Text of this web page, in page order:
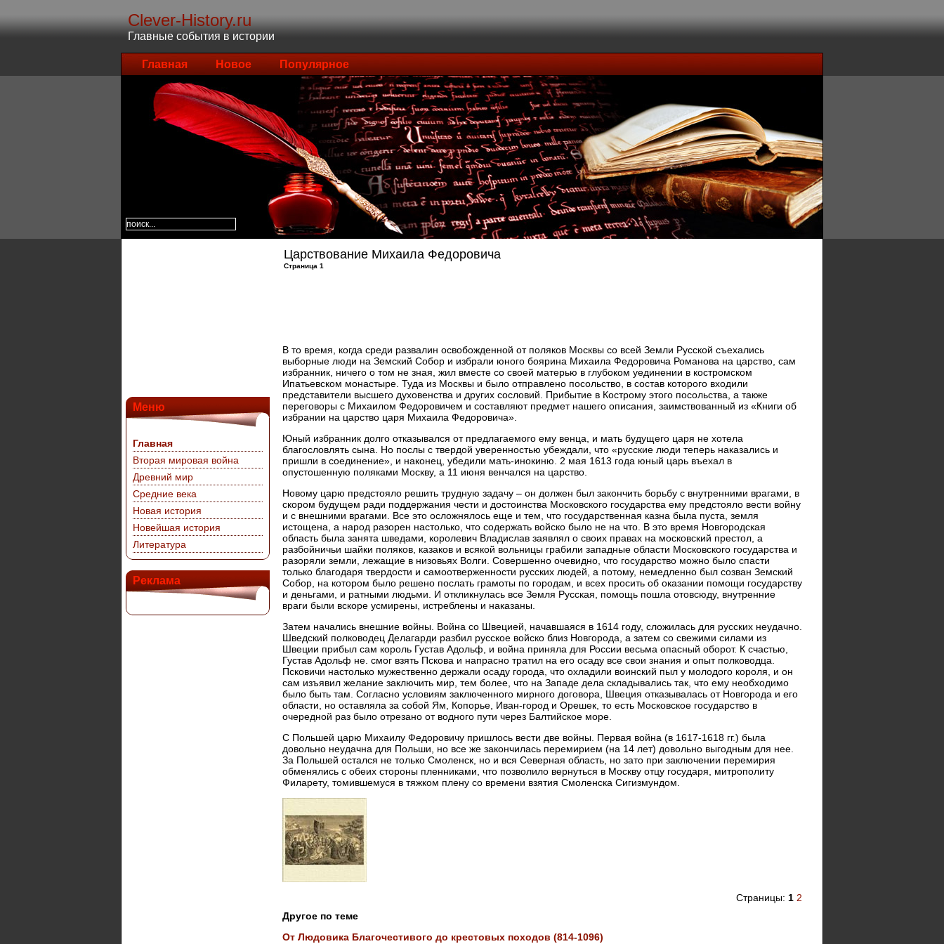
Clever-History.ru
Главные события в истории
Главная Новое Популярное
Меню
Главная
Вторая мировая война
Древний мир
Средние века
Новая история
Новейшая история
Литература
Реклама
Царствование Михаила Федоровича
Страница 1
В то время, когда среди развалин освобожденной от поляков Москвы со всей Земли Русской съехались
выборные люди на Земский Собор и избрали юного боярина Михаила Федоровича Романова на царство, сам
избранник, ничего о том не зная, жил вместе со своей матерью в глубоком уединении в костромском
Ипатьевском монастыре. Туда из Москвы и было отправлено посольство, в состав которого входили
представители высшего духовенства и других сословий. Прибытие в Кострому этого посольства, а также
переговоры с Михаилом Федоровичем и составляют предмет нашего описания, заимствованный из «Книги об
избрании на царство царя Михаила Федоровича».
Юный избранник долго отказывался от предлагаемого ему венца, и мать будущего царя не хотела
благословлять сына. Но послы с твердой уверенностью убеждали, что «русские люди теперь наказались и
пришли в соединение», и наконец, убедили мать-инокиню. 2 мая 1613 года юный царь въехал в
опустошенную поляками Москву, а 11 июня венчался на царство.
Новому царю предстояло решить трудную задачу – он должен был закончить борьбу с внутренними врагами, в
скором будущем ради поддержания чести и достоинства Московского государства ему предстояло вести войну
и с внешними врагами. Все это осложнялось еще и тем, что государственная казна была пуста, земля
истощена, а народ разорен настолько, что содержать войско было не на что. В это время Новгородская
область была занята шведами, королевич Владислав заявлял о своих правах на московский престол, а
разбойничьи шайки поляков, казаков и всякой вольницы грабили западные области Московского государства и
разоряли земли, лежащие в низовьях Волги. Совершенно очевидно, что государство можно было спасти
только благодаря твердости и самоотверженности русских людей, а потому, немедленно был созван Земский
Собор, на котором было решено послать грамоты по городам, и всех просить об оказании помощи государству
и деньгами, и ратными людьми. И откликнулась все Земля Русская, помощь пошла отовсюду, внутренние
враги были вскоре усмирены, истреблены и наказаны.
Затем начались внешние войны. Война со Швецией, начавшаяся в 1614 году, сложилась для русских неудачно.
Шведский полководец Делагарди разбил русское войско близ Новгорода, а затем со свежими силами из
Швеции прибыл сам король Густав Адольф, и война приняла для России весьма опасный оборот. К счастью,
Густав Адольф не. смог взять Пскова и напрасно тратил на его осаду все свои знания и опыт полководца.
Псковичи настолько мужественно держали осаду города, что охладили воинский пыл у молодого короля, и он
сам изъявил желание заключить мир, тем более, что на Западе дела складывались так, что ему необходимо
было быть там. Согласно условиям заключенного мирного договора, Швеция отказывалась от Новгорода и его
области, но оставляла за собой Ям, Копорье, Иван-город и Орешек, то есть Московское государство в
очередной раз было отрезано от водного пути через Балтийское море.
С Польшей царю Михаилу Федоровичу пришлось вести две войны. Первая война (в 1617-1618 гг.) была
довольно неудачна для Польши, но все же закончилась перемирием (на 14 лет) довольно выгодным для нее.
За Польшей остался не только Смоленск, но и вся Северная область, но зато при заключении перемирия
обменялись с обеих стороны пленниками, что позволило вернуться в Москву отцу государя, митрополиту
Филарету, томившемуся в тяжком плену со времени взятия Смоленска Сигизмундом.
Страницы: 1 2
Другое по теме
От Людовика Благочестивого до крестовых походов (814-1096)